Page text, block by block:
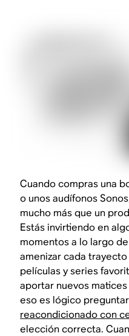
Cuando compras una
o unos audífonos
mucho más que un
Estás invirtiendo en
momentos a lo largo
amenizar cada
películas y series
aportar nuevos
eso es lógico
reacondicionado con
elección correcta.